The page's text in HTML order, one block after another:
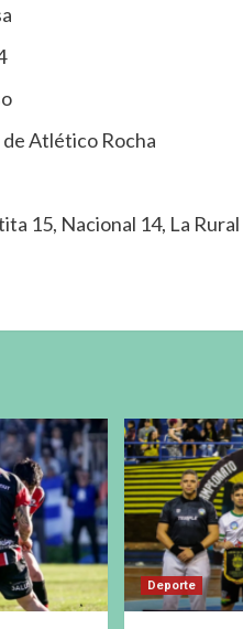
Atlético Rocha
15, Nacional 14, La
Deporte